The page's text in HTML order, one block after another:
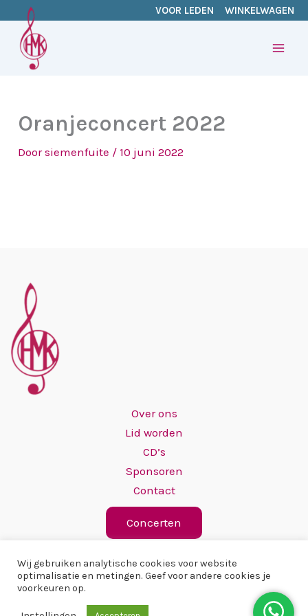
inhoud
VOOR LEDEN WINKELWAGEN
Oranjeconcert 2022
Doorsiemenfuite / 10 juni 2022
Over ons
Lid worden
CD’s
Sponsoren
Contact
Concerten
Copyright © 2026 Hervormd Mannenkoor
Wij gebruiken analytische cookies voor website
optimalisatie en metingen. Geef voor andere cookies je
voorkeuren op.